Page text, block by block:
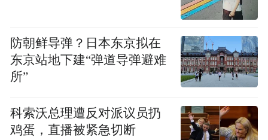
长刀述仁居士，柬埔寨大宗派僧王，斯里兰
大学校长，老挝佛教僧伽委员会主席，缅甸
联邦共和国由玛索英佛学院管委委员、大其
力及木姐南坎等高僧，孟加拉国佛教复兴会
主席，尼泊尔僧伽委员会执行主席，美国华
盛顿行政区瓦老佛陀翁佛寺住持等海内外高
防朝鲜导弹？日本东京拟在
东京站地下建“弹道导弹避难
所”
科索沃总理遭反对派议员扔
鸡蛋，直播被紧急切断